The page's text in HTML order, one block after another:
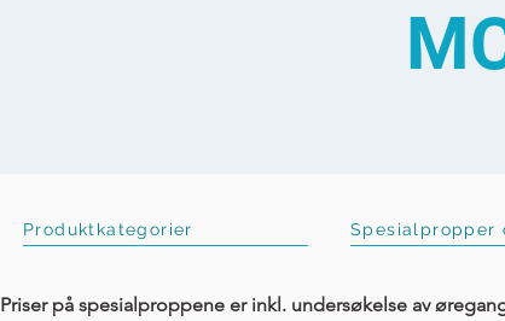
Produktkategorier Spesialpropper
Priser på spesialproppene er inkl. undersøkelse av